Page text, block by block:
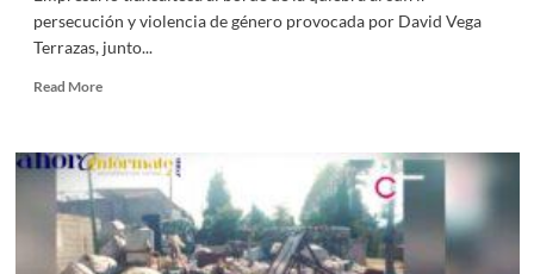
persecución y violencia de género provocada por David Vega
Terrazas, junto...
Read MoreRead
Usan
protección
civil
para
fomentar
discriminación